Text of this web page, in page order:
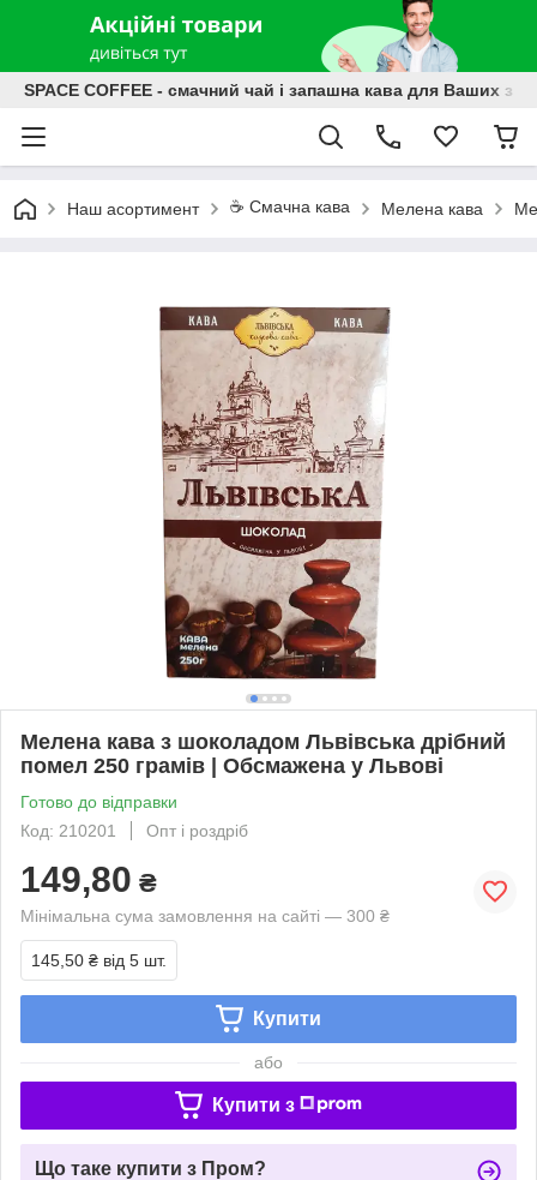
SPACE COFFEE - смачний чай і запашна кава для Ваших
Наш асортимент ☕️ Смачна кава Мелена кава
Мелена кава з шоколадом Львівська дрібний
помел 250 грамів | Обсмажена у Львові
Готово до відправки
Код: 210201
Опт і роздріб
149,80 ₴
Мінімальна сума замовлення на сайті — 300 ₴
145,50 ₴ від 5 шт.
Купити
або
Купити з
Що таке купити з Пром?